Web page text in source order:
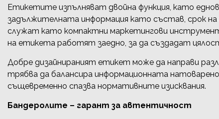
Етикетите изпълняват двойна функция, като
задължителната информация като състав, срок
служат като компактни маркетингови
на етикета работят заедно, за да създадат
Добре дизайнираният етикет може да направи
трябва да балансира информационната
същевременно спазва нормативните изисквания.
Бандеролите – гарант за автентичност